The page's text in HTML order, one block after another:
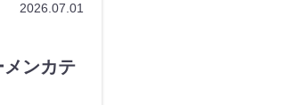
2026.07.01
メンカテ